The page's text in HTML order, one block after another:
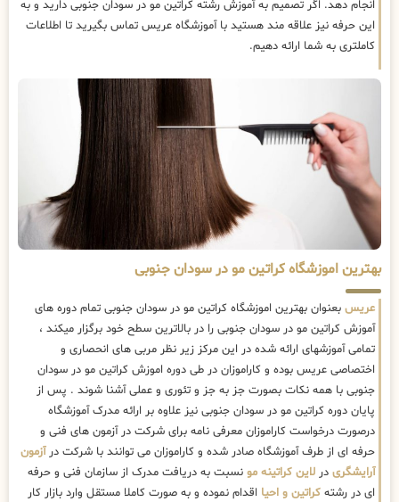
انجام دهد. اگر تصمیم به آموزش رشته کراتین مو در سودان جنوبی دارید و به
این حرفه نیز علاقه مند هستید با آموزشگاه عریس تماس بگیرید تا اطلاعات
کاملتری به شما ارائه دهیم.
بهترین اموزشگاه کراتین مو در سودان جنوبی
عریس بعنوان بهترین اموزشگاه کراتین مو در سودان جنوبی تمام دوره های
آموزش کراتین مو در سودان جنوبی را در بالاترین سطح خود برگزار میکند ،
تمامی آموزشهای ارائه شده در این مرکز زیر نظر مربی های انحصاری و
اختصاصی عریس بوده و کاراموزان در طی دوره اموزش کراتین مو در سودان
جنوبی با همه نکات بصورت جز به جز و تئوری و عملی آشنا شوند . پس از
پایان دوره کراتین مو در سودان جنوبی نیز علاوه بر ارائه مدرک آموزشگاه
درصورت درخواست کاراموزان معرفی نامه برای شرکت در آزمون های فنی و
حرفه ای از طرف آموزشگاه صادر شده و کاراموزان می توانند با شرکت درآزمون
آرایشگری در لاین کراتینه مو نسبت به دریافت مدرک از سازمان فنی و حرفه
ای در رشته کراتین و احیا اقدام نموده و به صورت کاملا مستقل وارد بازار کار